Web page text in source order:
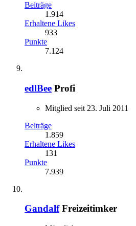
Beiträge
1.914
Erhaltene Likes
933
Punkte
7.124
edlBee Profi
Mitglied seit 23. Juli 2011
Beiträge
1.859
Erhaltene Likes
131
Punkte
7.939
Gandalf Freizeitimker